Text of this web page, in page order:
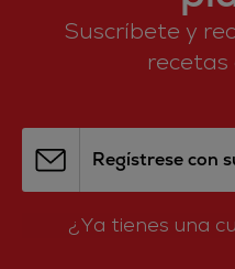
Suscríbete y
recetas
Regístrese con
¿Ya tienes una